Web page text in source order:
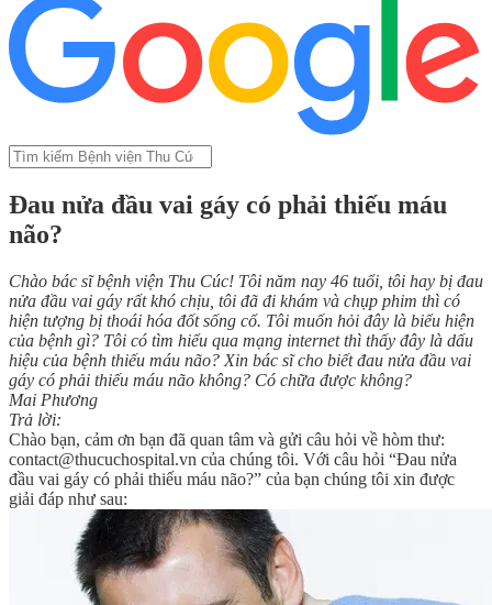
Đau nửa đầu vai gáy có phải thiếu máu
não?
Chào bác sĩ bệnh viện Thu Cúc! Tôi năm nay 46 tuổi, tôi hay bị đau
nửa đầu vai gáy rất khó chịu, tôi đã đi khám và chụp phim thì có
hiện tượng bị thoái hóa đốt sống cổ. Tôi muốn hỏi đây là biểu hiện
của bệnh gì? Tôi có tìm hiểu qua mạng internet thì thấy đây là dấu
hiệu của bệnh thiếu máu não? Xin bác sĩ cho biết đau nửa đầu vai
gáy có phải thiếu máu não không? Có chữa được không?
Mai Phương
Trả lời:
Chào bạn, cảm ơn bạn đã quan tâm và gửi câu hỏi về hòm thư:
contact@thucuchospital.vn của chúng tôi. Với câu hỏi “Đau nửa
đầu vai gáy có phải thiếu máu não?” của bạn chúng tôi xin được
giải đáp như sau: